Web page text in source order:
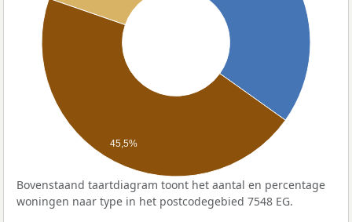
45,5%
Bovenstaand taartdiagram toont het aantal en percentage
woningen naar type in het postcodegebied 7548 EG.